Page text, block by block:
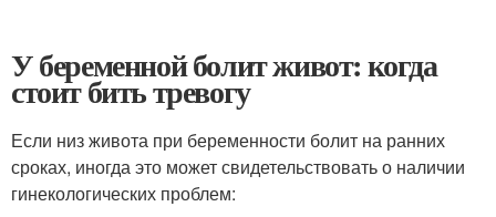
У беременной болит живот: когда
стоит бить тревогу
Если низ живота при беременности болит на ранних
сроках, иногда это может свидетельствовать о наличии
гинекологических проблем: